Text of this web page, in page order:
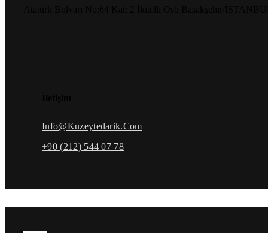
Info@kuzeytedarik.com
+90 (212) 544 07 78